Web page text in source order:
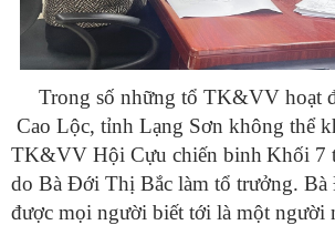
Trong số những tổ TK&VV hoạt
Cao Lộc, tỉnh Lạng Sơn không thể
TK&VV Hội Cựu chiến binh Khối 7
do Bà Đới Thị Bắc làm tổ trưởng. Bà
được mọi người biết tới là một người